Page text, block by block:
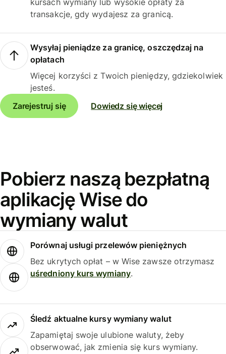
kursach wymiany lub wysokie opłaty za
transakcje, gdy wydajesz za granicą.
Wysyłaj pieniądze za granicę, oszczędzaj na
opłatach
Więcej korzyści z Twoich pieniędzy, gdziekolwiek
jesteś.
Zarejestruj się
Dowiedz się więcej
Pobierz naszą bezpłatną
aplikację Wise do
wymiany walut
Porównaj usługi przelewów pieniężnych
Bez ukrytych opłat – w Wise zawsze otrzymasz
uśredniony kurs wymiany.
Śledź aktualne kursy wymiany walut
Zapamiętaj swoje ulubione waluty, żeby
obserwować, jak zmienia się kurs wymiany.